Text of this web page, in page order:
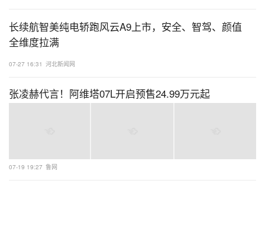
长续航智美纯电轿跑风云A9上市，安全、智驾、颜值
全维度拉满
07-27 16:31 河北新闻网
张凌赫代言！阿维塔07L开启预售24.99万元起
07-19 19:27 鲁网